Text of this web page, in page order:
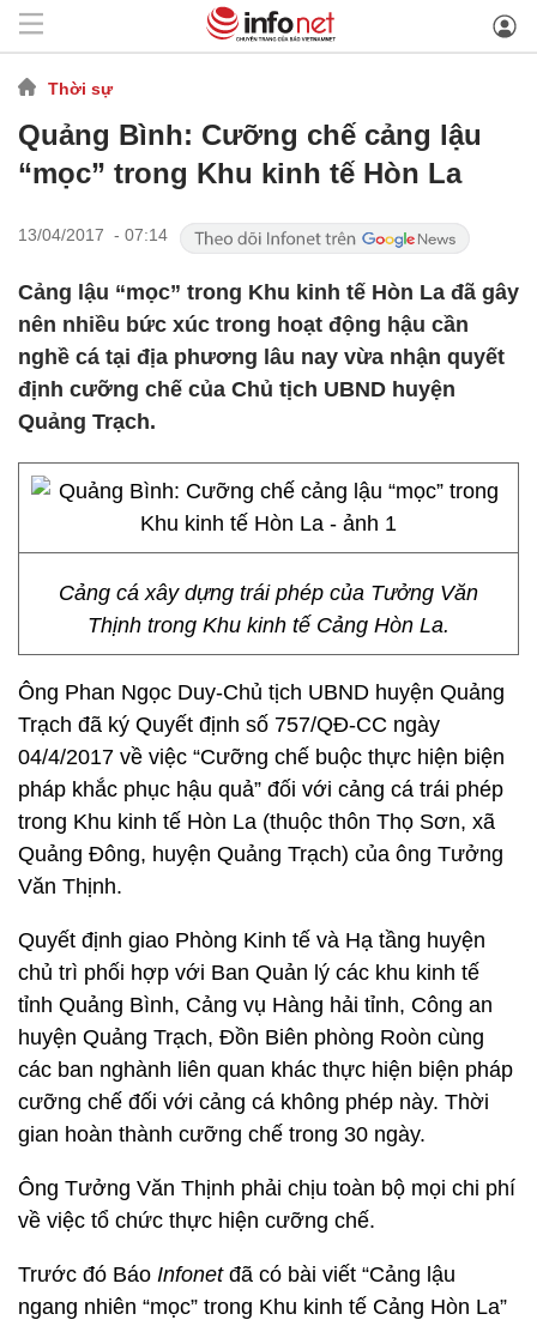
Thời sự
Quảng Bình: Cưỡng chế cảng lậu
“mọc” trong Khu kinh tế Hòn La
13/04/2017 - 07:14
Cảng lậu “mọc” trong Khu kinh tế Hòn La đã gây
nên nhiều bức xúc trong hoạt động hậu cần
nghề cá tại địa phương lâu nay vừa nhận quyết
định cưỡng chế của Chủ tịch UBND huyện
Quảng Trạch.
Cảng cá xây dựng trái phép của Tưởng Văn
Thịnh trong Khu kinh tế Cảng Hòn La.
Ông Phan Ngọc Duy-Chủ tịch UBND huyện Quảng
Trạch đã ký Quyết định số 757/QĐ-CC ngày
04/4/2017 về việc “Cưỡng chế buộc thực hiện biện
pháp khắc phục hậu quả” đối với cảng cá trái phép
trong Khu kinh tế Hòn La (thuộc thôn Thọ Sơn, xã
Quảng Đông, huyện Quảng Trạch) của ông Tưởng
Văn Thịnh.
Quyết định giao Phòng Kinh tế và Hạ tầng huyện
chủ trì phối hợp với Ban Quản lý các khu kinh tế
tỉnh Quảng Bình, Cảng vụ Hàng hải tỉnh, Công an
huyện Quảng Trạch, Đồn Biên phòng Roòn cùng
các ban nghành liên quan khác thực hiện biện pháp
cưỡng chế đối với cảng cá không phép này. Thời
gian hoàn thành cưỡng chế trong 30 ngày.
Ông Tưởng Văn Thịnh phải chịu toàn bộ mọi chi phí
về việc tổ chức thực hiện cưỡng chế.
Trước đó Báo Infonetđã có bài viết “Cảng lậu
ngang nhiên “mọc” trong Khu kinh tế Cảng Hòn La”